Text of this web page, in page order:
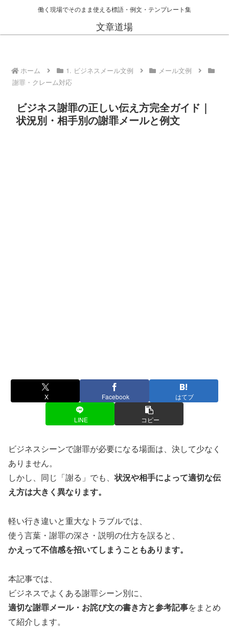
働く現場でそのまま使える標語・例文・テンプレート集
文章道場
ホーム 1. ビジネスメール文例
メール文例
謝罪・クレーム対応
ビジネス謝罪の正しい伝え方完全ガイド｜
状況別・相手別の謝罪メールと例文
X Facebook はてブ
LINE コピー
ビジネスシーンで謝罪が必要になる場面は、決して少なく
ありません。
しかし、同じ「謝る」でも、状況や相手によって適切な伝
え方は大きく異なります。
軽い行き違いと重大なトラブルでは、
使う言葉・謝罪の深さ・説明の仕方を誤ると、
かえって不信感を招いてしまうこともあります。
本記事では、
ビジネスでよくある謝罪シーン別に、
適切な謝罪メール・お詫び文の書き方と参考記事をまとめ
て紹介します。